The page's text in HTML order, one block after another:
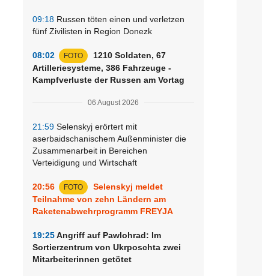
09:18 Russen töten einen und verletzen
fünf Zivilisten in Region Donezk
08:02 FOTO
1210 Soldaten, 67
Artilleriesysteme, 386 Fahrzeuge -
Kampfverluste der Russen am Vortag
06 August 2026
21:59 Selenskyj erörtert mit
aserbaidschanischem Außenminister die
Zusammenarbeit in Bereichen
Verteidigung und Wirtschaft
20:56 FOTO
Selenskyj meldet
Teilnahme von zehn Ländern am
Raketenabwehrprogramm FREYJA
19:25Angriff auf Pawlohrad: Im
Sortierzentrum von Ukrposchta zwei
Mitarbeiterinnen getötet